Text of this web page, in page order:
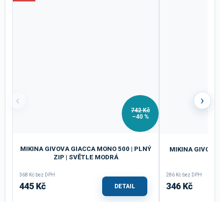
‹
742 Kč
–40 %
MIKINA GIVOVA GIACCA MONO 500 | PLNÝ
ZIP | SVĚTLE MODRÁ
368 Kč bez DPH
445 Kč DETAIL
MIKINA GIVOVA
286 Kč bez DPH
346 Kč
›